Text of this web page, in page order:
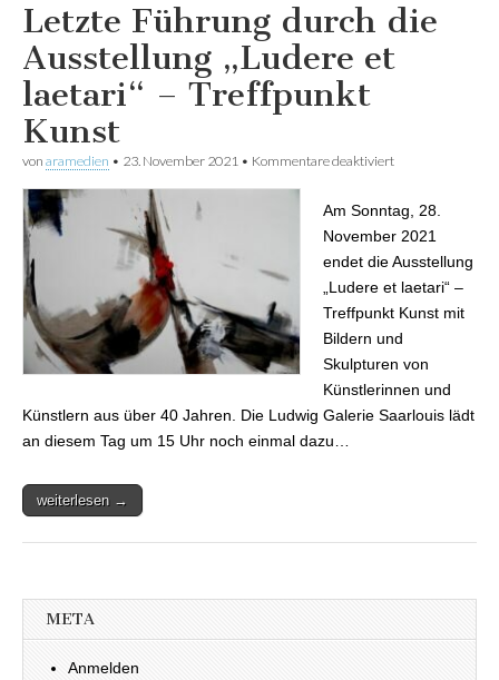
Letzte Führung durch die
Ausstellung „Ludere et
laetari“ – Treffpunkt
Kunst
von aramedien • 23. November 2021 • Kommentare deaktiviert
„Ludere et laetari“
– Treffpunkt
Am Sonntag, 28.
November 2021
endet die Ausstellung
„Ludere et laetari“ –
Treffpunkt Kunst mit
Bildern und
Skulpturen von
Künstlerinnen und
Künstlern aus über 40 Jahren. Die Ludwig Galerie Saarlouis lädt
an diesem Tag um 15 Uhr noch einmal dazu…
weiterlesen →
META
Anmelden